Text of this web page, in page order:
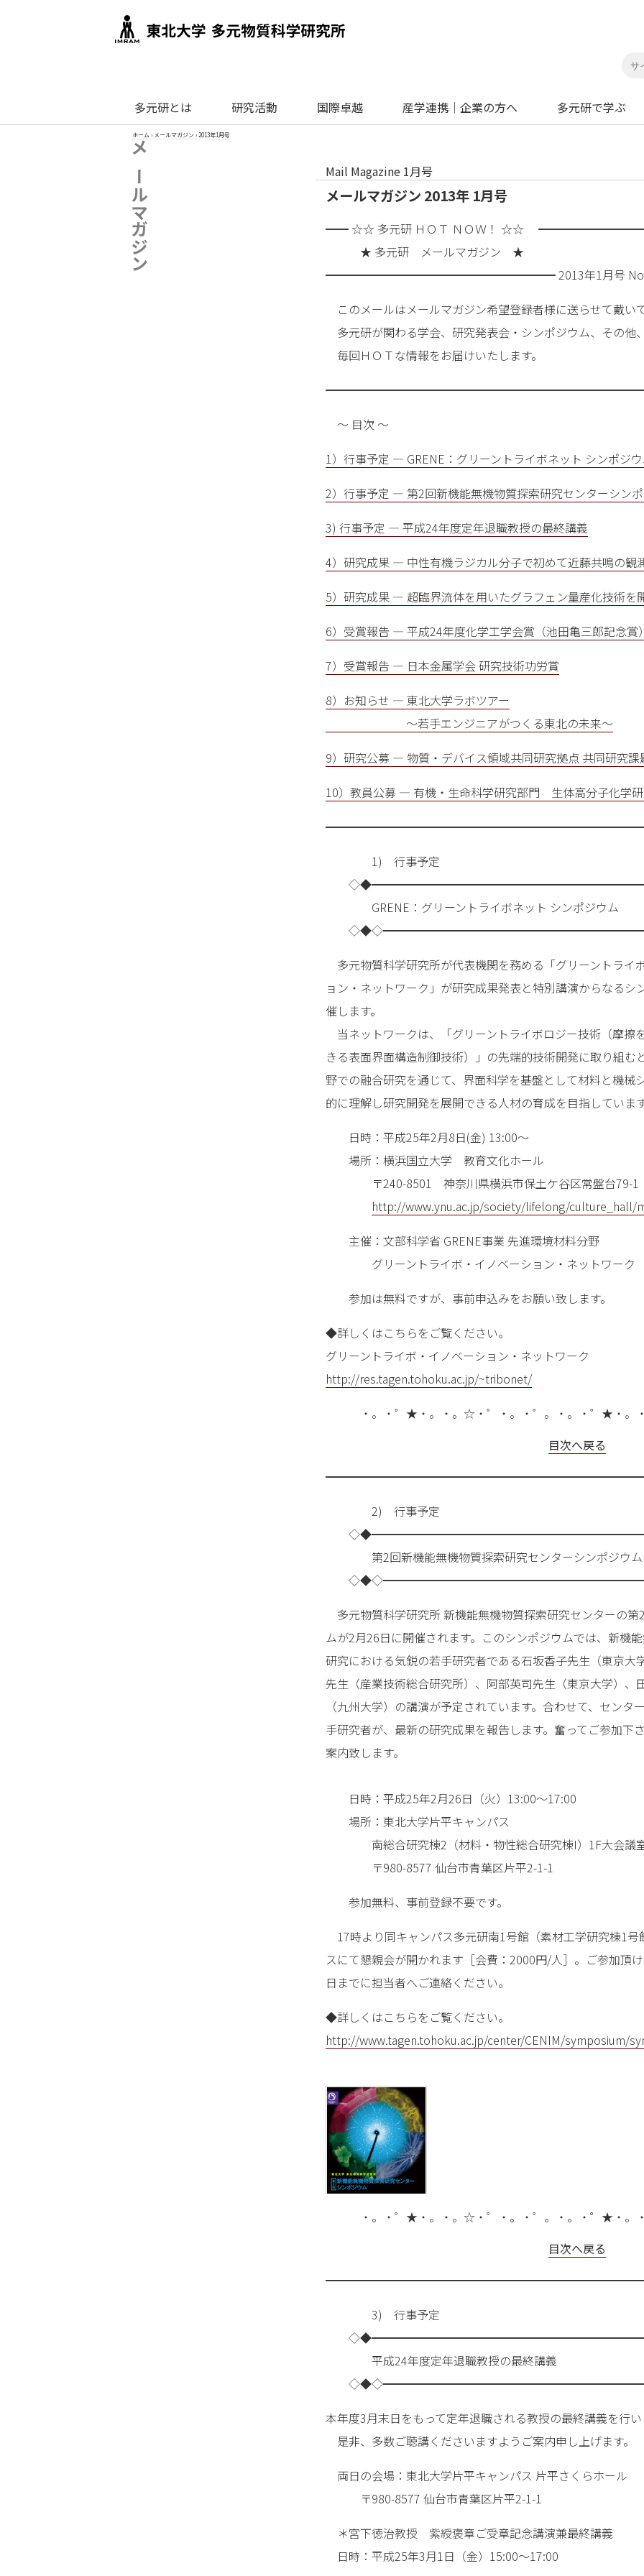
多元研とは 研究活動 国際卓越 産学連携｜企業の方へ 多元研で学ぶ
ホーム › メールマガジン›2013年1月号
メールマガジン Mail Magazine 1月号
メールマガジン 2013年 1月号
━━ ☆☆ 多元研 ＨＯＴ ＮＯＷ！ ☆☆
★ 多元研 メールマガジン ★
━━━━━━━━━━━━━━━━━━━━ 2013年1月号
このメールはメールマガジン希望登録者様に送らせて戴い
多元研が関わる学会、研究発表会・シンポジウム、その他、
毎回ＨＯＴな情報をお届けいたします。
～ 目次 ～
1）行事予定 — GRENE：グリーントライボネット シンポジ
2）行事予定 — 第2回新機能無機物質探索研究センターシン
3) 行事予定 — 平成24年度定年退職教授の最終講義
4）研究成果 — 中性有機ラジカル分子で初めて近藤共鳴の観
5）研究成果 — 超臨界流体を用いたグラフェン量産化技術を
6）受賞報告 — 平成24年度化学工学会賞（池田亀三郎記念賞）
7）受賞報告 — 日本金属学会 研究技術功労賞
8）お知らせ — 東北大学ラボツアー
～若手エンジニアがつくる東北の未来～
9）研究公募 — 物質・デバイス領域共同研究拠点 共同研究課
10）教員公募 — 有機・生命科学研究部門 生体高分子化学
1) 行事予定
GRENE：グリーントライボネット シンポジウム
多元物質科学研究所が代表機関を務める「グリーントライ
ョン・ネットワーク」が研究成果発表と特別講演からなるシ
催します。
当ネットワークは、「グリーントライボロジー技術（摩擦
きる表面界面構造制御技術）」の先端的技術開発に取り組む
野での融合研究を通じて、界面科学を基盤として材料と機械
的に理解し研究開発を展開できる人材の育成を目指しています
日時：平成25年2月8日(金) 13:00～
場所：横浜国立大学 教育文化ホール
〒240-8501 神奈川県横浜市保土ケ谷区常盤台79-1
http://www.ynu.ac.jp/society/lifelong/culture_hall/
主催：文部科学省 GRENE事業 先進環境材料分野
グリーントライボ・イノベーション・ネットワーク
参加は無料ですが、事前申込みをお願い致します。
◆詳しくはこちらをご覧ください。
グリーントライボ・イノベーション・ネットワーク
http://res.tagen.tohoku.ac.jp/~tribonet/
・。・゜★・。・。☆・゜・。・゜。・。・゜★・。
目次へ戻る
2) 行事予定
第2回新機能無機物質探索研究センターシンポジウム
多元物質科学研究所 新機能無機物質探索研究センターの第
ムが2月26日に開催されます。このシンポジウムでは、新機
研究における気鋭の若手研究者である石坂香子先生（東京大
先生（産業技術総合研究所）、阿部英司先生（東京大学）、
（九州大学）の講演が予定されています。合わせて、センタ
手研究者が、最新の研究成果を報告します。奮ってご参加下
案内致します。
日時：平成25年2月26日（火）13:00～17:00
場所：東北大学片平キャンパス
南総合研究棟2（材料・物性総合研究棟I）1F大会議
〒980-8577 仙台市青葉区片平2-1-1
参加無料、事前登録不要です。
17時より同キャンパス多元研南1号館（素材工学研究棟1号
スにて懇親会が開かれます［会費：2000円/人］。ご参加頂
日までに担当者へご連絡ください。
◆詳しくはこちらをご覧ください。
http://www.tagen.tohoku.ac.jp/center/CENIM/symposium/
・。・゜★・。・。☆・゜・。・゜。・。・゜★・。
目次へ戻る
3) 行事予定
平成24年度定年退職教授の最終講義
本年度3月末日をもって定年退職される教授の最終講義を行い
是非、多数ご聴講くださいますようご案内申し上げます。
両日の会場：東北大学片平キャンパス 片平さくらホール
〒980-8577 仙台市青葉区片平2-1-1
＊宮下徳治教授 紫綬褒章ご受章記念講演兼最終講義
日時：平成25年3月1日（金）15:00～17:00